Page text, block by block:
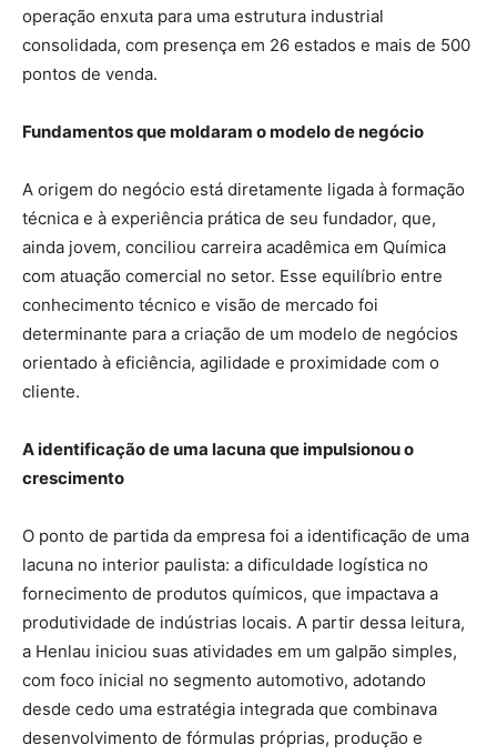
operação enxuta para uma estrutura industrial
consolidada, com presença em 26 estados e mais de 500
pontos de venda.
Fundamentos que moldaram o modelo de negócio
A origem do negócio está diretamente ligada à formação
técnica e à experiência prática de seu fundador, que,
ainda jovem, conciliou carreira acadêmica em Química
com atuação comercial no setor. Esse equilíbrio entre
conhecimento técnico e visão de mercado foi
determinante para a criação de um modelo de negócios
orientado à eficiência, agilidade e proximidade com o
cliente.
A identificação de uma lacuna que impulsionou o
crescimento
O ponto de partida da empresa foi a identificação de uma
lacuna no interior paulista: a dificuldade logística no
fornecimento de produtos químicos, que impactava a
produtividade de indústrias locais. A partir dessa leitura,
a Henlau iniciou suas atividades em um galpão simples,
com foco inicial no segmento automotivo, adotando
desde cedo uma estratégia integrada que combinava
desenvolvimento de fórmulas próprias, produção e